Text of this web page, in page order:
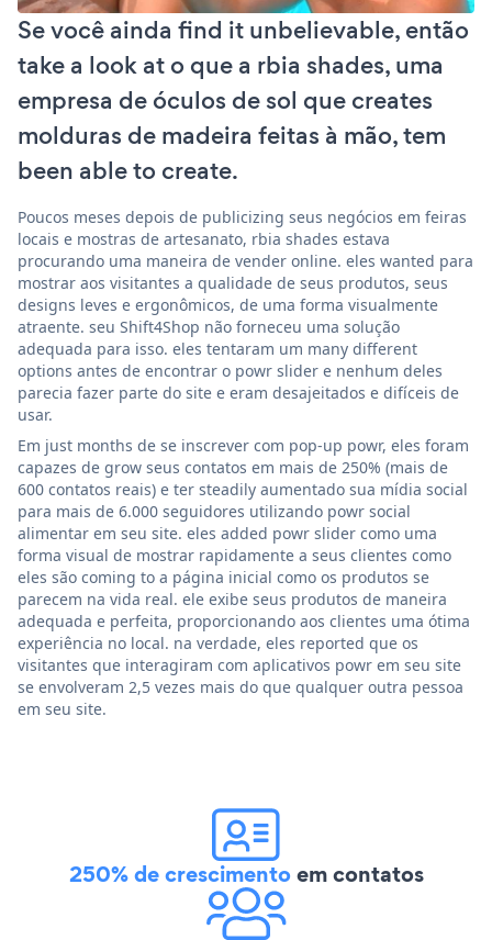
Se você ainda find it unbelievable, então
take a look at o que a rbia shades, uma
empresa de óculos de sol que creates
molduras de madeira feitas à mão, tem
been able to create.
Poucos meses depois de publicizing seus negócios em feiras
locais e mostras de artesanato, rbia shades estava
procurando uma maneira de vender online. eles wanted para
mostrar aos visitantes a qualidade de seus produtos, seus
designs leves e ergonômicos, de uma forma visualmente
atraente. seu Shift4Shop não forneceu uma solução
adequada para isso. eles tentaram um many different
options antes de encontrar o powr slider e nenhum deles
parecia fazer parte do site e eram desajeitados e difíceis de
usar.
Em just months de se inscrever com pop-up powr, eles foram
capazes de grow seus contatos em mais de 250% (mais de
600 contatos reais) e ter steadily aumentado sua mídia social
para mais de 6.000 seguidores utilizando powr social
alimentar em seu site. eles added powr slider como uma
forma visual de mostrar rapidamente a seus clientes como
eles são coming to a página inicial como os produtos se
parecem na vida real. ele exibe seus produtos de maneira
adequada e perfeita, proporcionando aos clientes uma ótima
experiência no local. na verdade, eles reported que os
visitantes que interagiram com aplicativos powr em seu site
se envolveram 2,5 vezes mais do que qualquer outra pessoa
em seu site.
250% de crescimentoem contatos